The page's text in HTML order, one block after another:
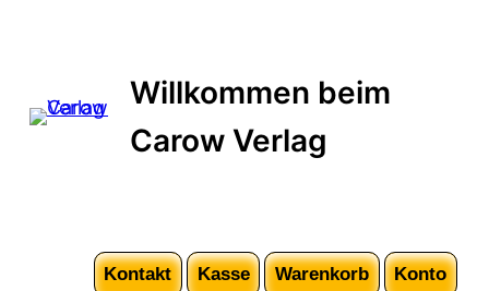
Willkommen beim
Carow Verlag
Kontakt Kasse Warenkorb Konto